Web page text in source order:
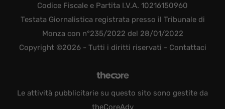
Codice Fiscale e Partita I.V.A. 10216150960
Testata Giornalistica registrata presso il Tribunale di
Monza con n°235/2022 del 28/01/2022
Copyright ©2026 - Tutti i diritti riservati - Contattaci
Le attività pubblicitarie su questo sito sono gestite da
theCoreAdv